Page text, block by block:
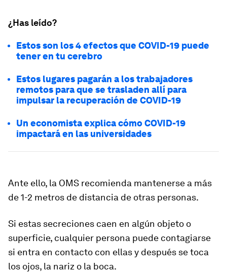
¿Has leído?
Estos son los 4 efectos que COVID-19 puede
tener en tu cerebro
Estos lugares pagarán a los trabajadores
remotos para que se trasladen allí para
impulsar la recuperación de COVID-19
Un economista explica cómo COVID-19
impactará en las universidades
Ante ello, la OMS recomienda mantenerse a más
de 1-2 metros de distancia de otras personas.
Si estas secreciones caen en algún objeto o
superficie, cualquier persona puede contagiarse
si entra en contacto con ellas y después se toca
los ojos, la nariz o la boca.